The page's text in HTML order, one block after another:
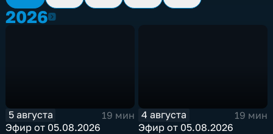
20262026
5 августа
19 мин
Эфир от 05.08.2026
4 августа
19 мин
Эфир от 05.08.2026